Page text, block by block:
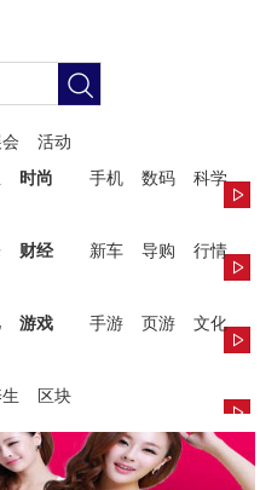
活动
时尚 手机 数码
科学
财经 新车 导购
行情
游戏 手游 页游
文化
区块